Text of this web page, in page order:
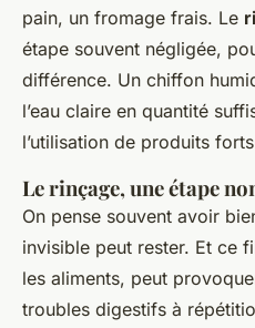
pain, un fromage frais. Le
étape souvent négligée,
différence. Un chiffon
l’eau claire en quantité
l’utilisation de produits
Le rinçage, une étape
On pense souvent avoir
invisible peut rester. Et ce
les aliments, peut
troubles digestifs à